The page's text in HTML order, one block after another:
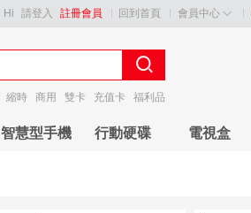
回到首頁 會員中心
Hi 請登入 註冊會員
縮時 商用 雙卡 充值卡 福利品
智慧型手機 行動硬碟 電視盒